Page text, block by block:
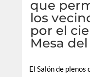
que
los
por el
Mesa
El Salón de